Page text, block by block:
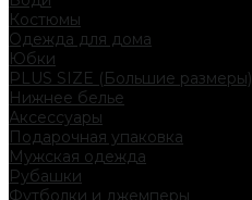
Костюмы
Одежда для дома
Юбки
PLUS SIZE (Большие размеры)
Нижнее белье
Аксессуары
Подарочная упаковка
Мужская одежда
Рубашки
Футболки и джемперы